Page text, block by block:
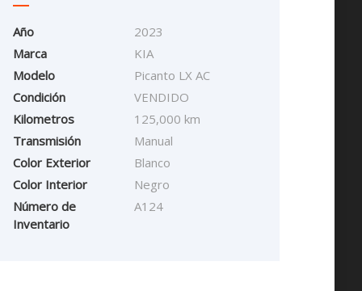
Año
2023
Marca
KIA
Modelo
Picanto LX AC
Condición
VENDIDO
Kilometros
125,000 km
Transmisión
Manual
Color Exterior
Blanco
Color Interior
Negro
Número de
Inventario
A124